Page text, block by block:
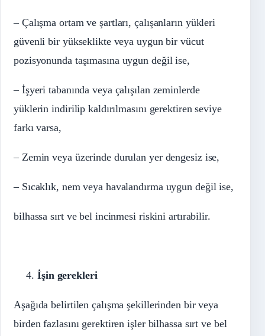
– Çalışma ortam ve şartları, çalışanların yükleri
güvenli bir yükseklikte veya uygun bir vücut
pozisyonunda taşımasına uygun değil ise,
– İşyeri tabanında veya çalışılan zeminlerde
yüklerin indirilip kaldırılmasını gerektiren seviye
farkı varsa,
– Zemin veya üzerinde durulan yer dengesiz ise,
– Sıcaklık, nem veya havalandırma uygun değil ise,
bilhassa sırt ve bel incinmesi riskini artırabilir.
İşin gerekleri
Aşağıda belirtilen çalışma şekillerinden bir veya
birden fazlasını gerektiren işler bilhassa sırt ve bel